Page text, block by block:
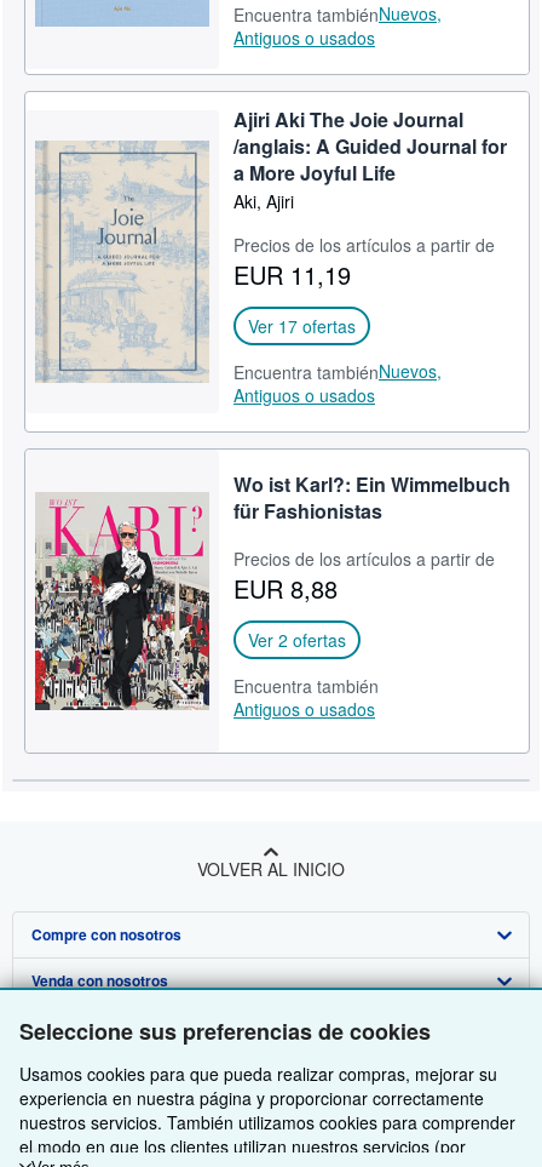
Seleccione sus preferencias de cookies
Usamos cookies para que pueda realizar compras, mejorar su
experiencia en nuestra página y proporcionar correctamente
nuestros servicios. También utilizamos cookies para comprender
el modo en que los clientes utilizan nuestros servicios (por
Encuentra tambiénNuevos,
Antiguos o usados
Ajiri Aki The Joie Journal
/anglais: A Guided Journal for
a More Joyful Life
Aki, Ajiri
Precios de los artículos a partir de
EUR 11,19
Ver 17 ofertas
Encuentra tambiénNuevos,
Antiguos o usados
Wo ist Karl?: Ein Wimmelbuch
für Fashionistas
Precios de los artículos a partir de
EUR 8,88
Ver 2 ofertas
Encuentra también
Antiguos o usados
VOLVER AL INICIO
Compre con nosotros
Búsqueda avanzada
Colecciones
Mi cuenta
Mis pedidos
Venda con nosotros
Comenzar a vender
Únase a nuestro programa de afiliados
Recomiende un vendedor
Sobre nosotros
Sobre IberLibro
Medios
Obtener Ayuda
Preguntas frecuentes y guías
Otras compañías de AbeBooks